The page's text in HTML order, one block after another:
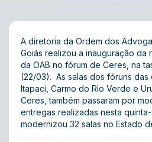
A diretoria da Ordem dos
Goiás realizou a inauguração da
da OAB no fórum de Ceres, na
(22/03). As salas dos fóruns das
Itapaci, Carmo do Rio Verde e
Ceres, também passaram por
entregas realizadas nesta
modernizou 32 salas no Estado